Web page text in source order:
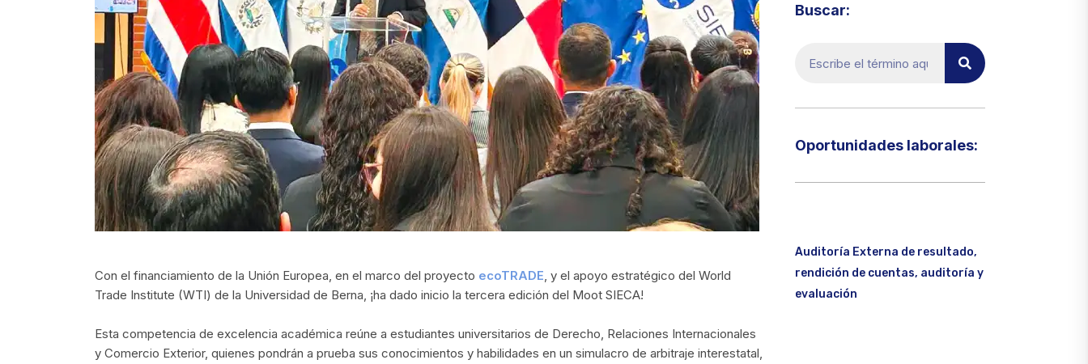
Con el financiamiento de la Unión Europea, en el marco del proyecto ecoTRADE, y el apoyo estratégico del World
Trade Institute (WTI) de la Universidad de Berna, ¡ha dado inicio la tercera edición del Moot SIECA!
Esta competencia de excelencia académica reúne a estudiantes universitarios de Derecho, Relaciones Internacionales
y Comercio Exterior, quienes pondrán a prueba sus conocimientos y habilidades en un simulacro de arbitraje interestatal,
Buscar:
Oportunidades laborales:​
Auditoría Externa de resultado,
rendición de cuentas, auditoría y
evaluación